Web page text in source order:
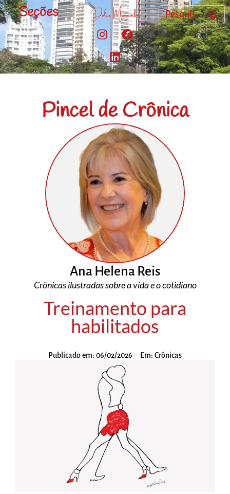
Seções
Pincel de Crônica
Ana Helena Reis
Crônicas ilustradas sobre a vida e o cotidiano
Treinamento para
habilitados
Publicado em: 06/02/2026 Em: Crônicas